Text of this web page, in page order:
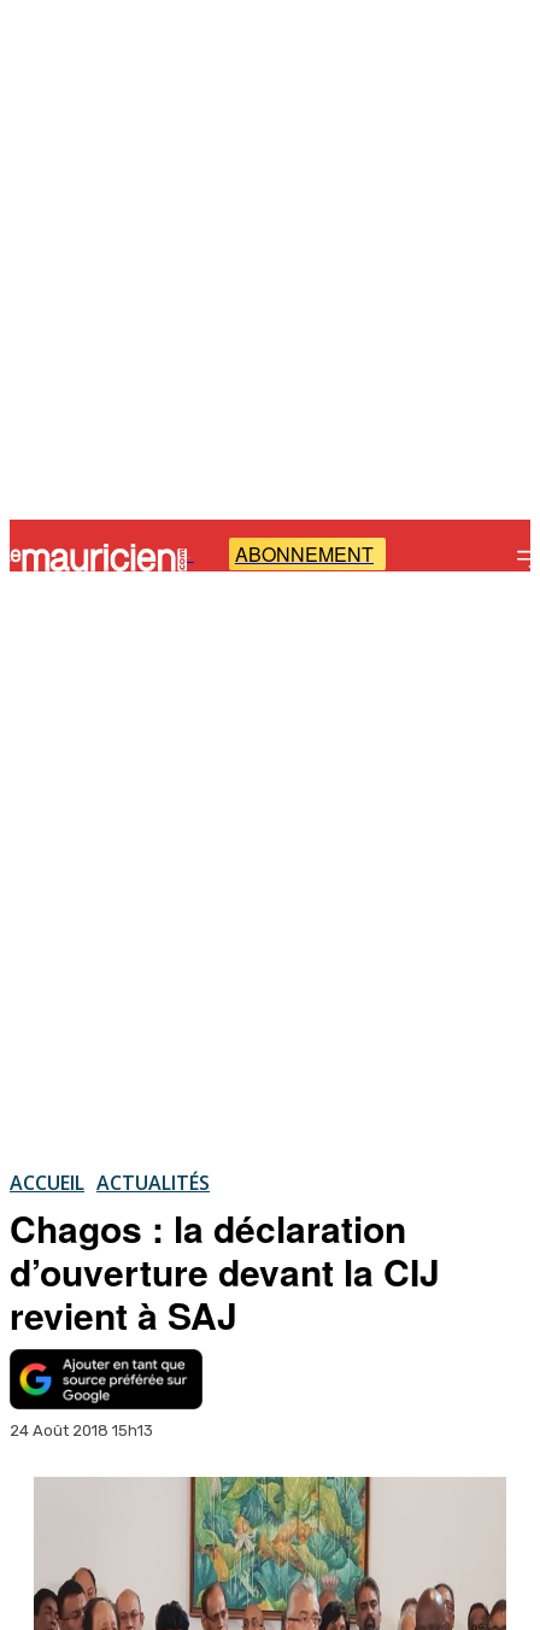
- ABONNEMENT
ACCUEIL ACTUALITÉS
Chagos : la déclaration
d’ouverture devant la CIJ
revient à SAJ
24 Août 2018 15h13